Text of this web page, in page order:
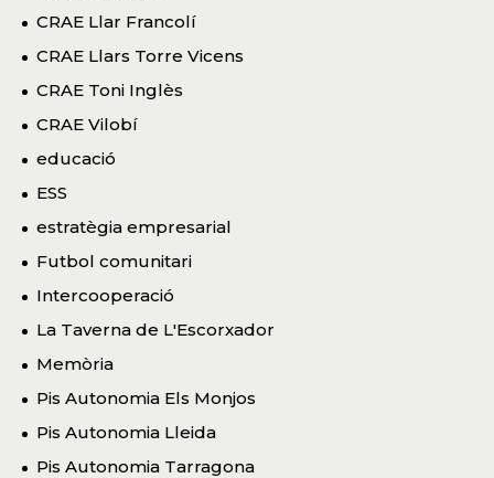
CRAE Llar Francolí
CRAE Llars Torre Vicens
CRAE Toni Inglès
CRAE Vilobí
educació
ESS
estratègia empresarial
Futbol comunitari
Intercooperació
La Taverna de L'Escorxador
Memòria
Pis Autonomia Els Monjos
Pis Autonomia Lleida
Pis Autonomia Tarragona